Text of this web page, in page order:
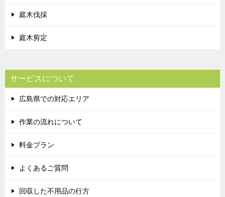
庭木伐採
庭木剪定
サービスについて
広島県での対応エリア
作業の流れについて
料金プラン
よくあるご質問
回収した不用品の行方